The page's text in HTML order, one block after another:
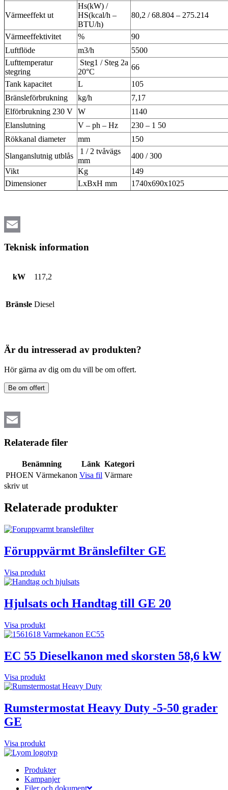
Värmeeffekt ut
Hs(kW) /
HS(kcal/h –
BTU/h)
80,2 / 68.804 – 275.214
Värmeeffektivitet %
90
Luftflöde
m3/h
5500
Lufttemperatur
stegring
Steg1 / Steg 2a
20°C
66
Tank kapacitet
L
105
Bränsleförbrukning
kg/h
7,17
Elförbrukning 230 V W
1140
Elanslutning
V – ph – Hz
230 – 1 50
Rökkanal diameter
mm
150
Slanganslutnig utblås
1 / 2 tvåvägs
mm
400 / 300
Vikt
Kg
149
Dimensioner
LxBxH mm 1740x690x1025
Teknisk information
kW 117,2
Bränsle Diesel
Är du intresserad av produkten?
Hör gärna av dig om du vill be om offert.
Be om offert
Relaterade filer
Benämning Länk Kategori
PHOEN Värmekanon Visa fil Värmare
skriv ut
Relaterade produkter
Föruppvärmt Bränslefilter GE
Visa produkt
Hjulsats och Handtag till GE 20
Visa produkt
EC 55 Dieselkanon med skorsten 58,6 kW
Visa produkt
Rumstermostat Heavy Duty -5-50 grader
GE
Visa produkt
Produkter
Kampanjer